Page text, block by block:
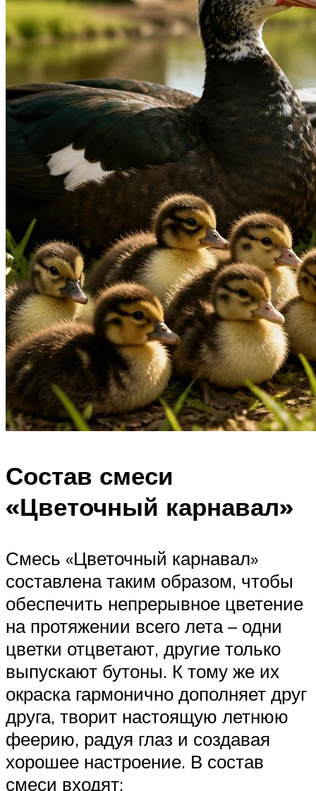
Состав смеси
«Цветочный карнавал»
Смесь «Цветочный карнавал»
составлена таким образом, чтобы
обеспечить непрерывное цветение
на протяжении всего лета – одни
цветки отцветают, другие только
выпускают бутоны. К тому же их
окраска гармонично дополняет друг
друга, творит настоящую летнюю
феерию, радуя глаз и создавая
хорошее настроение. В состав
смеси входят: